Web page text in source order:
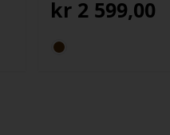
kr 2 599,00